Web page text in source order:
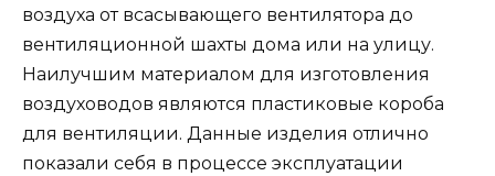
воздуха от всасывающего вентилятора до
вентиляционной шахты дома или на улицу.
Наилучшим материалом для изготовления
воздуховодов являются пластиковые короба
для вентиляции. Данные изделия отлично
показали себя в процессе эксплуатации